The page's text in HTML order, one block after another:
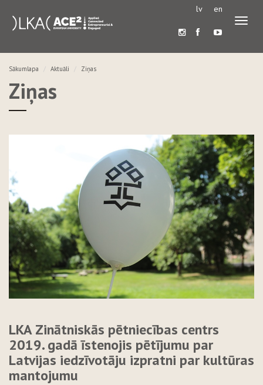
lv en
Sākumlapa Aktuāli Ziņas
Ziņas
LKA Zinātniskās pētniecības centrs
2019. gadā īstenojis pētījumu par
Latvijas iedzīvotāju izpratni par kultūras
mantojumu